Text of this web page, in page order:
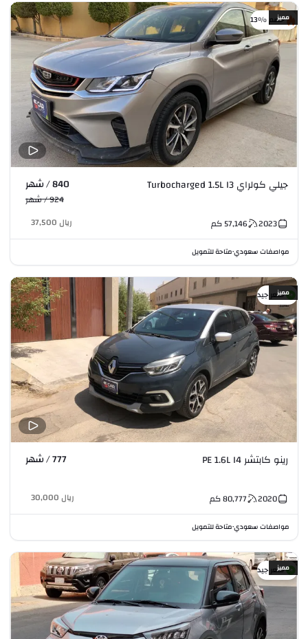
خصم %13مميز
جيلي كولراي Turbocharged 1.5L I3 840 / شهر
924 / شهر
2023
57,146كم ريال 37,500
مواصفات سعودي•متاحة للتمويل
سعر جيدمميز
رينو كابتشر PE 1.6L I4 777 / شهر
2020
80,777كم ريال 30,000
مواصفات سعودي•متاحة للتمويل
سعر جيدمميز